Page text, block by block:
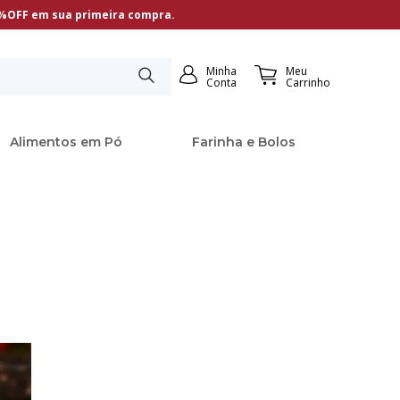
em sua primeira compra.
Minha
Conta
Meu
Carrinho
Alimentos em Pó Farinha e Bolos